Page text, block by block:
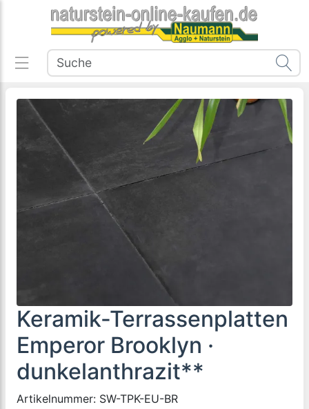
Keramik-Terrassenplatten
Emperor Brooklyn ·
dunkelanthrazit**
Artikelnummer: SW-TPK-EU-BR